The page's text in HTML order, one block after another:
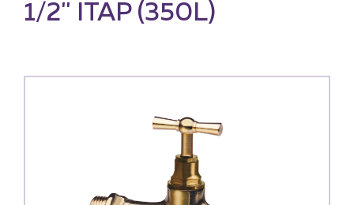
1/2'' ITAP (350L)